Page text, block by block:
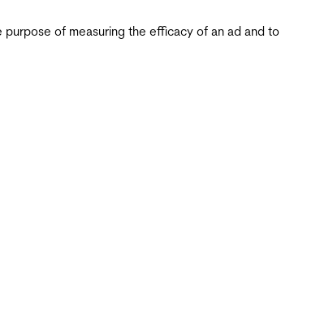
of measuring the efficacy of an ad and to